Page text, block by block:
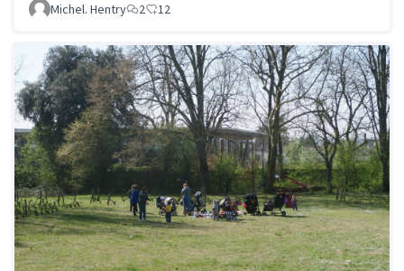
Michel. Hentry 2 12